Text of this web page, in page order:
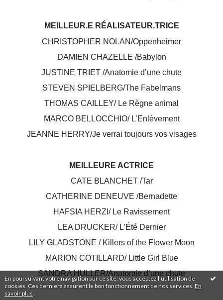
En poursuivant votre navigation sur ce site, vous acceptez l'utilisation de
cookies. Ces derniers assurent le bon fonctionnement de nos services. En
savoir plus
MEILLEUR.E RÉALISATEUR.TRICE
CHRISTOPHER NOLAN/Oppenheimer
DAMIEN CHAZELLE /Babylon
JUSTINE TRIET /Anatomie d’une chute
STEVEN SPIELBERG/The Fabelmans
THOMAS CAILLEY/ Le Règne animal
MARCO BELLOCCHIO/ L’Enlèvement
JEANNE HERRY/Je verrai toujours vos visages
MEILLEURE ACTRICE
CATE BLANCHET /Tar
CATHERINE DENEUVE /Bernadette
HAFSIA HERZI/ Le Ravissement
LEA DRUCKER/ L’Été Dernier
LILY GLADSTONE / Killers of the Flower Moon
MARION COTILLARD/ Little Girl Blue
SANDRA HULLER/Anatomie d’une chute